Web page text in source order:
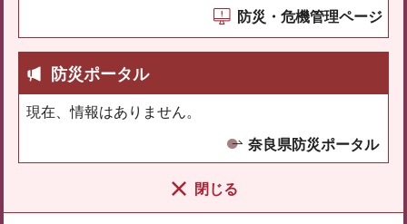
防災・危機管理ページ
防災ポータル
現在、情報はありません。
奈良県防災ポータル
閉じる